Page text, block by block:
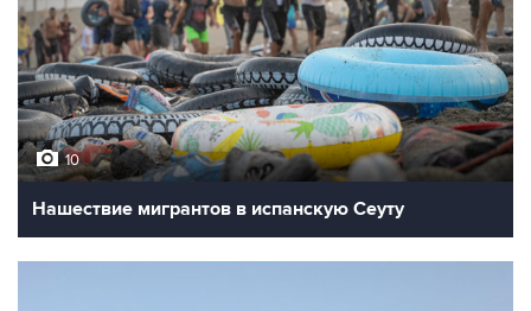
10
Нашествие мигрантов в испанскую Сеуту